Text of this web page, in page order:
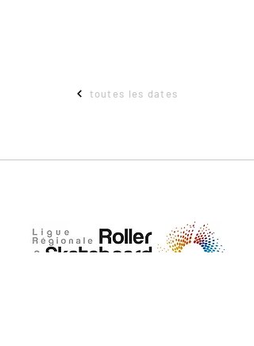
toutes les dates